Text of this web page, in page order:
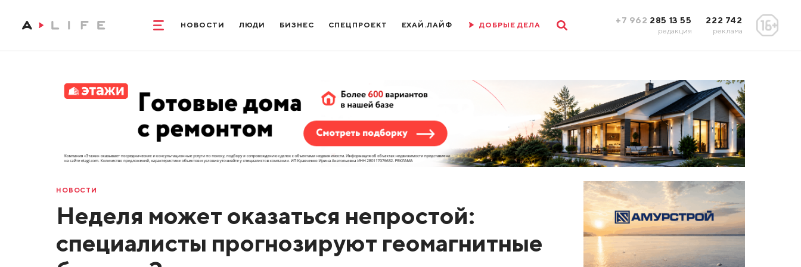
НОВОСТИ ЛЮДИ БИЗНЕС СПЕЦПРОЕКТ ЕХАЙ.ЛАЙФ ДОБРЫЕ ДЕЛА +7 962 285 13 55
редакция
222 742
реклама
НОВОСТИ
Неделя может оказаться непростой:
специалисты прогнозируют геомагнитные